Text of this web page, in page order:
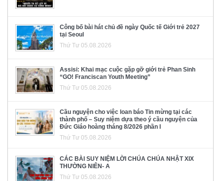
Công bố bài hát chủ đề ngày Quốc tế Giới trẻ 2027
tại Seoul
Thứ Tư 05.08.2026
Assisi: Khai mạc cuộc gặp gỡ giới trẻ Phan Sinh
“GO! Franciscan Youth Meeting”
Thứ Tư 05.08.2026
Cầu nguyện cho việc loan báo Tin mừng tại các
thành phố – Suy niệm dựa theo ý cầu nguyện của
Đức Giáo hoàng tháng 8/2026 phần I
Thứ Tư 05.08.2026
CÁC BÀI SUY NIỆM LỜI CHÚA CHÚA NHẬT XIX
THƯỜNG NIÊN- A
Thứ Tư 05.08.2026